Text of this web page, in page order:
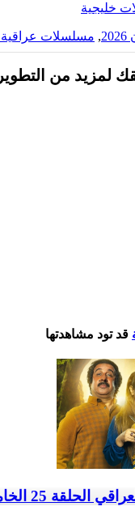
خليجية
, مسلسلات عراقية 2026
لمزيد من التطوير
قد تود مشاهدتها